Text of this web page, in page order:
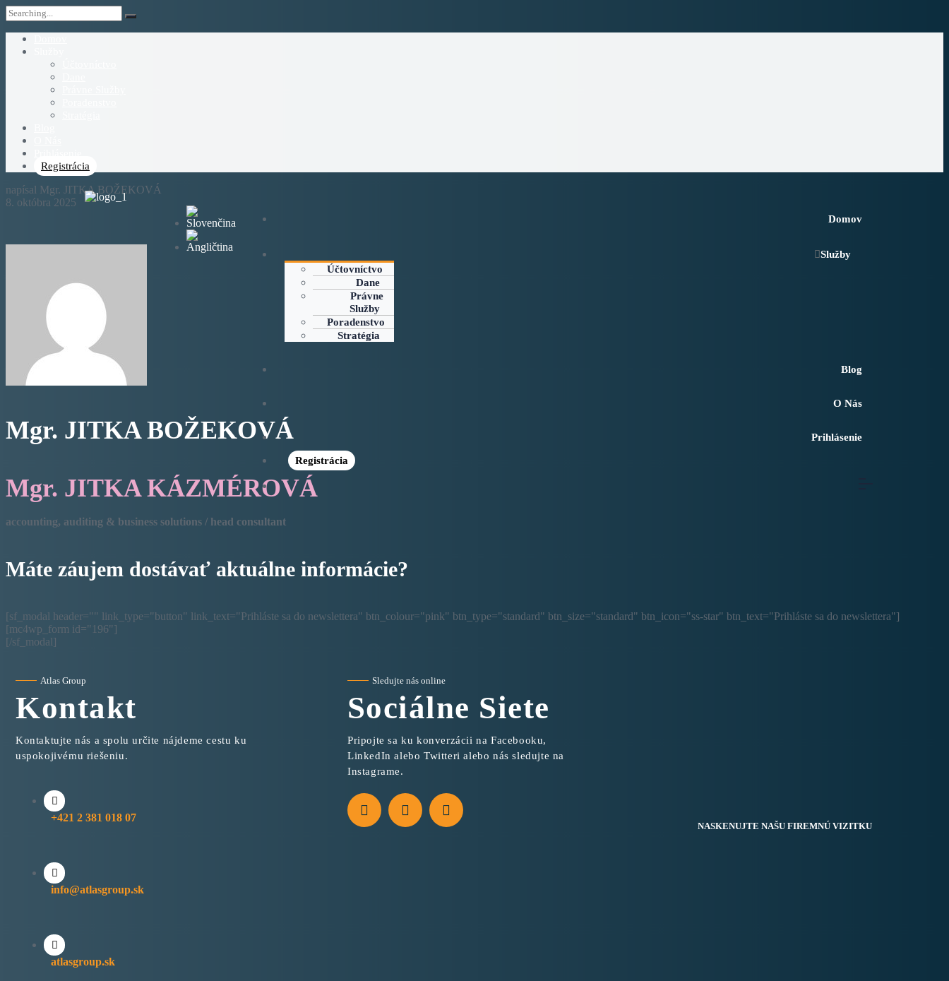
Registrácia
Domov
Služby
Účtovníctvo
Dane
Právne
Služby
Poradenstvo
Stratégia
Blog
O Nás
Prihlásenie
Registrácia
napísal Mgr. JITKA BOŽEKOVÁ
8. októbra 2025
Mgr. JITKA BOŽEKOVÁ
Mgr. JITKA KÁZMÉROVÁ
accounting, auditing & business solutions / head consultant
Máte záujem dostávať aktuálne informácie?
[sf_modal header="" link_type="button" link_text="Prihláste sa do newslettera" btn_colour="pink" btn_type="standard" btn_size="standard" btn_icon="ss-star" btn_text="Prihláste sa do newslettera"]
[mc4wp_form id="196"]
[/sf_modal]
Atlas Group
Kontakt
Kontaktujte nás a spolu určite nájdeme cestu ku
uspokojivému riešeniu.
+421 2 381 018 07
info@atlasgroup.sk
atlasgroup.sk
Sledujte nás online
Sociálne Siete
Pripojte sa ku konverzácii na Facebooku,
LinkedIn alebo Twitteri alebo nás sledujte na
Instagrame.
NASKENUJTE NAŠU FIREMNÚ VIZITKU